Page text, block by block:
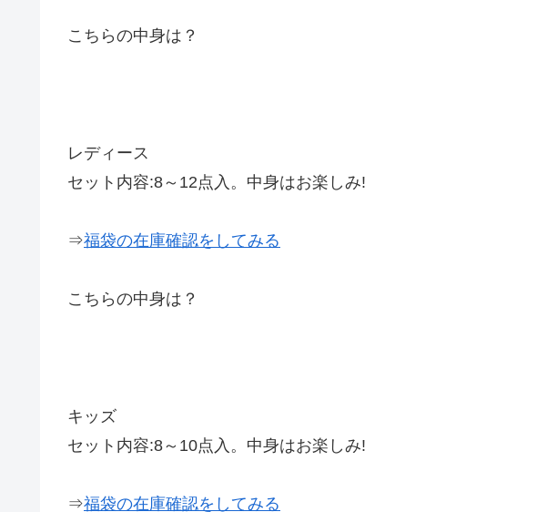
こちらの中身は？
レディース
セット内容:8～12点入。中身はお楽しみ!
⇒福袋の在庫確認をしてみる
こちらの中身は？
キッズ
セット内容:8～10点入。中身はお楽しみ!
⇒福袋の在庫確認をしてみる